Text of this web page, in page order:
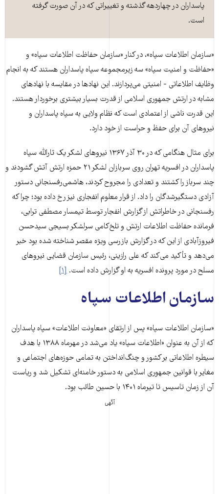
پاسداران در چهاردهه گذشته و تغییراتی که در آن صورت گرفته
است.
«سازمان اطلاعات سپاه»، در کنار «سازمان حفاظت اطلاعات سپاه» و
«حفاظت و امنیت سپاه» سه زیرمجموعه سپاه پاسداران هستند که به انجام
وظایف اطلاعاتی - امنیتی می‌پردازند. این نهاد‌ها در مقایسه با نهاد‌های
مشابه در ارتش جمهوری اسلامی از قدرت بسیار بیشتری برخوردار هستند.
این قدرت ناشی از اعتمادی است که نظام ولایی به سپاه پاسداران و
نیروهای آن برای حفظ و حراست از خود دارد.
برای مثال هنگامی که در ۳۰ آذر ۱۳۶۷ نیروهای لشکر یک ثارالله سپاه
پاسداران در افسریه تهران روی سربازان لشکر ۲۱ حمزه ارتش آتش گشودند و
چند سرباز را کشتند و تعدادی را مجروح کردند، هاشمی‌رفسنجانی دستور
آزادی دستگیر‌شدگان را داد. از قرار معلوم انفجاری نیز رخ داده بود؛ چرا که
رفسنجانی در خاطراتش از گزارش انفجار توسط تیمسار مصطفی ترابی،
فرمانده حفاظت اطلاعات ارتش و تلخ‌کامی سرلشکر بسیجی سید‌حسن
فیروزآبادی از این که در گزارش بازرسی ویژه مقصر شناخته شده بود خبر
می‌دهد و تأکید می‌کند که علی رازینی، رئیس سازمان قضایی نیروهای
مسلح در مورد پرونده افسریه به او گزارش داده است. [۱]
سازمان اطلاعات سپاه
«سازمان اطلاعات سپاه» پس از ارتقای «معاونت اطلاعات» سپاه پاسداران
که از آن به عنوان «اطلاعات سپاه» یاد می‌شد در مهرماه ۱۳۸۸ با هدف
سیطره اطلاعاتی بر کشور و چنگ‌انداختن به تمامی حوزه‌‌های اجتماعی و
مغایر با قوانین جمهوری اسلامی به دستور خامنه‌ای تشکیل شد و ریاست
آن از زمان تاسیس تا تیرماه ۱۴۰۱ با حسین طائب بود.
آگهی